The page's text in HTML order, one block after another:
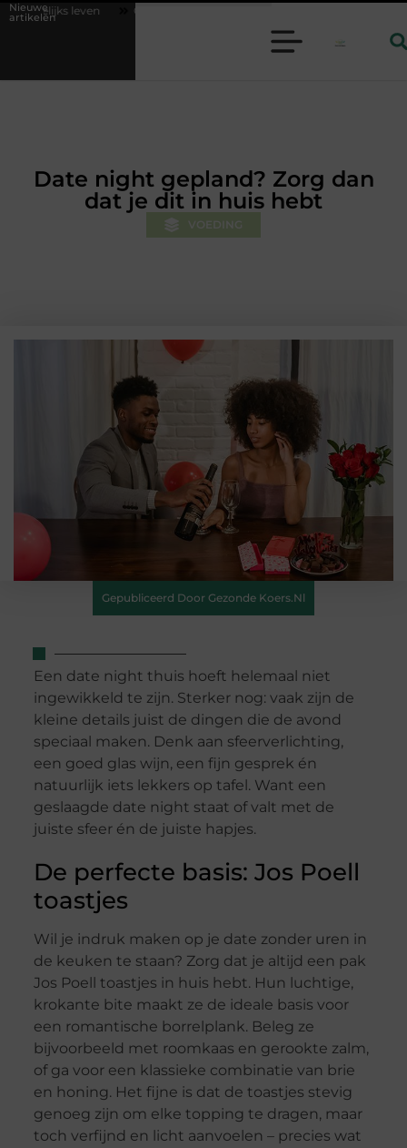
Nieuwe
artikelen
Geurverspreider en lavendelolie: een perfecte combinatie voor een
Date night gepland? Zorg dan
dat je dit in huis hebt
VOEDING
Gepubliceerd Door Gezonde Koers.nl
Een date night thuis hoeft helemaal niet
ingewikkeld te zijn. Sterker nog: vaak zijn de
kleine details juist de dingen die de avond
speciaal maken. Denk aan sfeerverlichting,
een goed glas wijn, een fijn gesprek én
natuurlijk iets lekkers op tafel. Want een
geslaagde date night staat of valt met de
juiste sfeer én de juiste hapjes.
De perfecte basis: Jos Poell
toastjes
Wil je indruk maken op je date zonder uren in
de keuken te staan? Zorg dat je altijd een pak
Jos Poell toastjes in huis hebt. Hun luchtige,
krokante bite maakt ze de ideale basis voor
een romantische borrelplank. Beleg ze
bijvoorbeeld met roomkaas en gerookte zalm,
of ga voor een klassieke combinatie van brie
en honing. Het fijne is dat de toastjes stevig
genoeg zijn om elke topping te dragen, maar
toch verfijnd en licht aanvoelen – precies wat